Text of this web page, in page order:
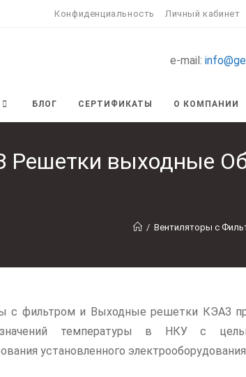
Конфиденциальность Личный кабинет
e-mail:
БЛОГ СЕРТИФИКАТЫ О КОМПАНИИ
выходные
/ Вентиляторы с
с фильтром и Выходные решетки КЭАЗ
температуры в НКУ с
установленного